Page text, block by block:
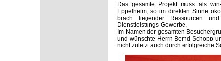
Das gesamte Projekt muss als
Eppelheim, so im direkten Sinne
brach liegender Ressourcen
Dienstleistungs-Gewerbe.
Im Namen der gesamten
und wünschte Herrn Bernd Schopp
nicht zuletzt auch durch erfolgreiche